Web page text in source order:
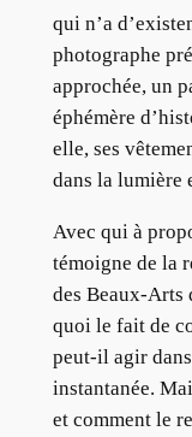
qui n’a
photographe
approchée, un
éphémère
elle, ses
dans la lumière
Avec qui à
témoigne de la
des Beaux-Arts
quoi le fait de
peut-il agir
instantanée.
et comment le